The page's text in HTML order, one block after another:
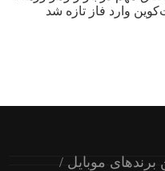
برندهای موبایل /